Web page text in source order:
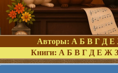
Авторы: А Б В Г Д Е
Книги: А Б В Г Д Е Ж З